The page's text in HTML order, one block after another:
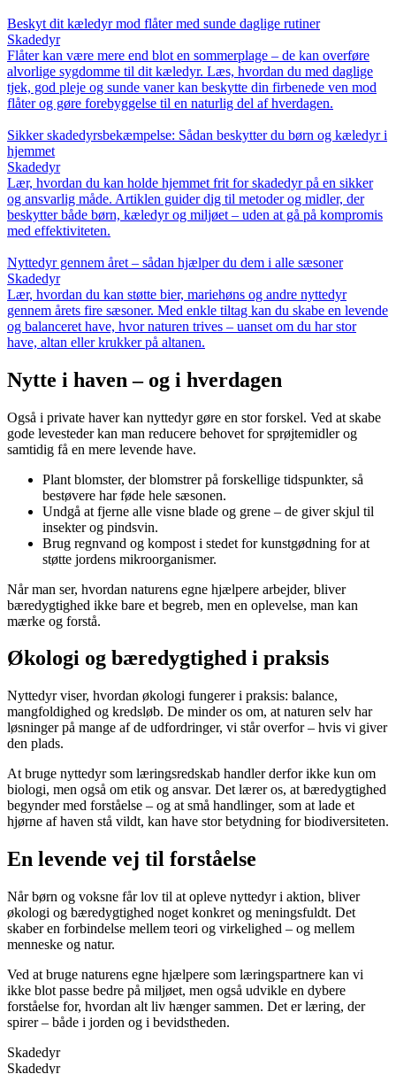
Beskyt dit kæledyr mod flåter med sunde daglige rutiner
Skadedyr
Flåter kan være mere end blot en sommerplage – de kan overføre
alvorlige sygdomme til dit kæledyr. Læs, hvordan du med daglige
tjek, god pleje og sunde vaner kan beskytte din firbenede ven mod
flåter og gøre forebyggelse til en naturlig del af hverdagen.
Sikker skadedyrsbekæmpelse: Sådan beskytter du børn og kæledyr i
hjemmet
Skadedyr
Lær, hvordan du kan holde hjemmet frit for skadedyr på en sikker
og ansvarlig måde. Artiklen guider dig til metoder og midler, der
beskytter både børn, kæledyr og miljøet – uden at gå på kompromis
med effektiviteten.
Nyttedyr gennem året – sådan hjælper du dem i alle sæsoner
Skadedyr
Lær, hvordan du kan støtte bier, mariehøns og andre nyttedyr
gennem årets fire sæsoner. Med enkle tiltag kan du skabe en levende
og balanceret have, hvor naturen trives – uanset om du har stor
have, altan eller krukker på altanen.
Nytte i haven – og i hverdagen
Også i private haver kan nyttedyr gøre en stor forskel. Ved at skabe
gode levesteder kan man reducere behovet for sprøjtemidler og
samtidig få en mere levende have.
Plant blomster, der blomstrer på forskellige tidspunkter, så
bestøvere har føde hele sæsonen.
Undgå at fjerne alle visne blade og grene – de giver skjul til
insekter og pindsvin.
Brug regnvand og kompost i stedet for kunstgødning for at
støtte jordens mikroorganismer.
Når man ser, hvordan naturens egne hjælpere arbejder, bliver
bæredygtighed ikke bare et begreb, men en oplevelse, man kan
mærke og forstå.
Økologi og bæredygtighed i praksis
Nyttedyr viser, hvordan økologi fungerer i praksis: balance,
mangfoldighed og kredsløb. De minder os om, at naturen selv har
løsninger på mange af de udfordringer, vi står overfor – hvis vi giver
den plads.
At bruge nyttedyr som læringsredskab handler derfor ikke kun om
biologi, men også om etik og ansvar. Det lærer os, at bæredygtighed
begynder med forståelse – og at små handlinger, som at lade et
hjørne af haven stå vildt, kan have stor betydning for biodiversiteten.
En levende vej til forståelse
Når børn og voksne får lov til at opleve nyttedyr i aktion, bliver
økologi og bæredygtighed noget konkret og meningsfuldt. Det
skaber en forbindelse mellem teori og virkelighed – og mellem
menneske og natur.
Ved at bruge naturens egne hjælpere som læringspartnere kan vi
ikke blot passe bedre på miljøet, men også udvikle en dybere
forståelse for, hvordan alt liv hænger sammen. Det er læring, der
spirer – både i jorden og i bevidstheden.
Skadedyr
Skadedyr